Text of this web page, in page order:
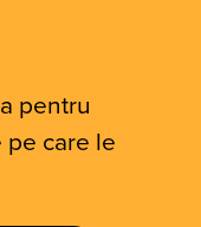
pentru
care le